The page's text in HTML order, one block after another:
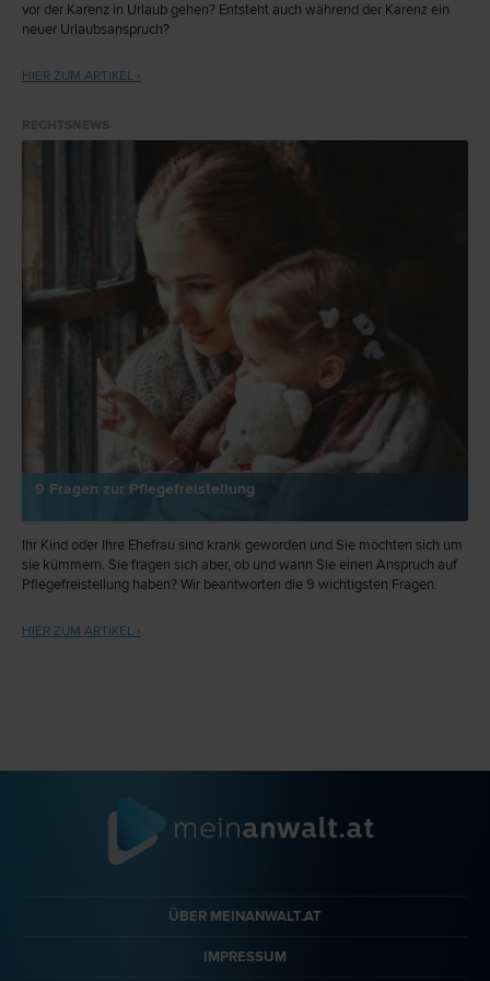
vor der Karenz in Urlaub gehen? Entsteht auch während der Karenz ein
neuer Urlaubsanspruch?
HIER ZUM ARTIKEL ›
9 Fragen zur Pflegefreistellung
Ihr Kind oder Ihre Ehefrau sind krank geworden und Sie möchten sich um
sie kümmern. Sie fragen sich aber, ob und wann Sie einen Anspruch auf
Pflegefreistellung haben? Wir beantworten die 9 wichtigsten Fragen.
HIER ZUM ARTIKEL ›
ÜBER MEINANWALT.AT
IMPRESSUM